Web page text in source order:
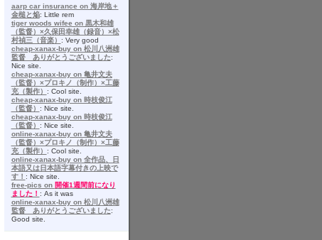
aarp car insurance on 海岸地＋
金槌と焔: Little rem
tiger woods wifee on 黒木和雄
（監督）×久保田幸雄（録音）×松
村禎三（音楽）
: Very good
cheap-xanax-buy on 松川八洲雄
監督 ありがとうございました:
Nice site.
cheap-xanax-buy on 亀井文夫
（監督）×プロキノ（制作）×工藤
充（製作）
: Cool site.
cheap-xanax-buy on 時枝俊江
（監督）
: Nice site.
cheap-xanax-buy on 時枝俊江
（監督）
: Nice site.
online-xanax-buy on 亀井文夫
（監督）×プロキノ（制作）×工藤
充（製作）
: Cool site.
online-xanax-buy on 全作品、日
本語又は日本語字幕付きの上映で
す！ : Nice site.
free-pics on 開催1週間前になり
ました！ : As it was
online-xanax-buy on 松川八洲雄
監督 ありがとうございました:
Good site.